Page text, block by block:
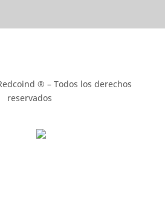
® – Todos los derechos
reservados